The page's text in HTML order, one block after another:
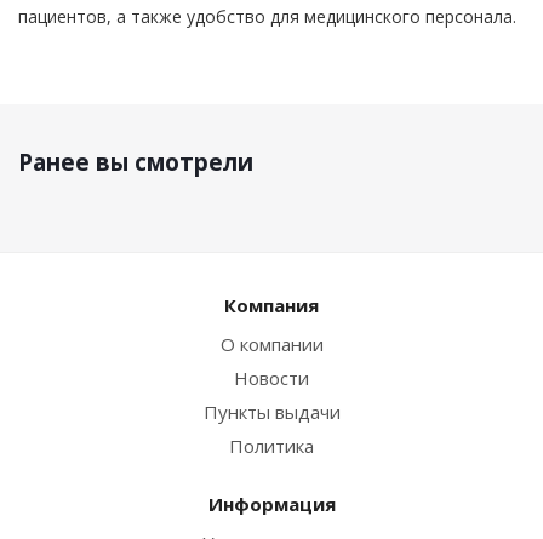
пациентов, а также удобство для медицинского персонала.
Ранее вы смотрели
Компания
О компании
Новости
Пункты выдачи
Политика
Информация